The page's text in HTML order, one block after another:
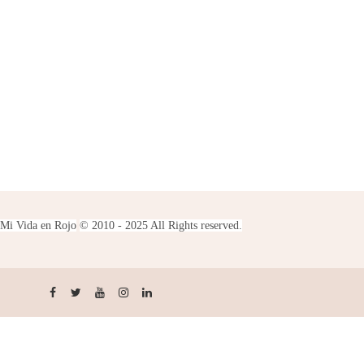
Mi Vida en Rojo © 2010 - 2025 All Rights reserved.